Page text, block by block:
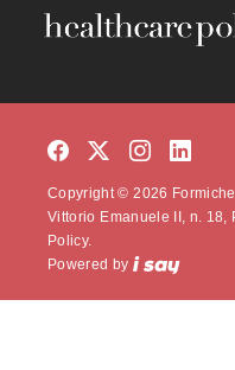
Copyright © 2026
Vittorio Emanuele II, n. 18,
Policy.
Powered by